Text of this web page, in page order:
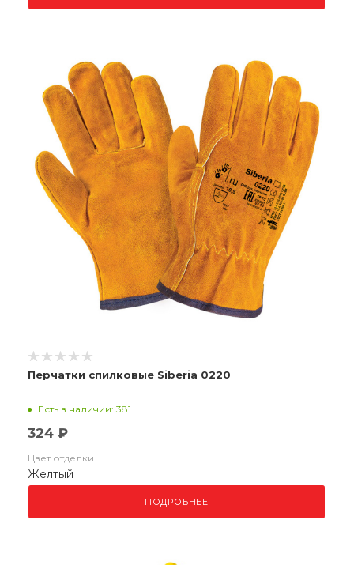
Перчатки спилковые Siberia 0220
Есть в наличии: 381
324 ₽
Цвет отделки
Желтый
ПОДРОБНЕЕ